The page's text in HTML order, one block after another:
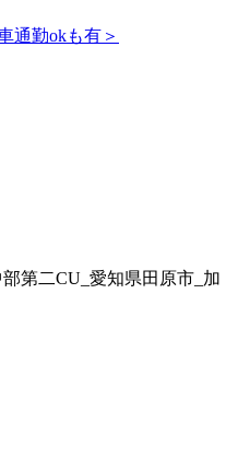
通勤okも有＞
第二CU_愛知県田原市_加